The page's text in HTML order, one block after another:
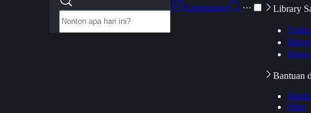
Langganan
··· Library
Bantuan
Blog